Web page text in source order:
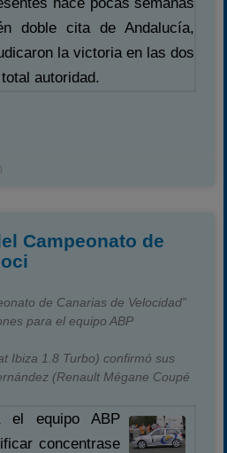
doble cita de Andalucía,
la victoria en las dos
autoridad.
Campeonato de
de Canarias de Velocidad”
para el equipo ABP
Ibiza 1.8 Turbo) confirmó sus
(Renault Mégane Coupé
el equipo ABP
concentrase